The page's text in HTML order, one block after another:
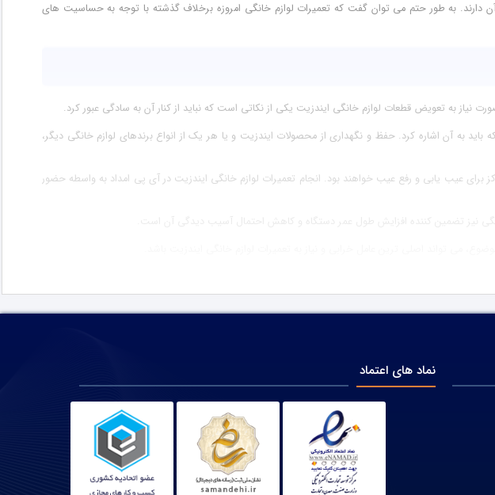
آن دارند. به طور حتم می توان گفت که تعمیرات لوازم خانگی امروزه برخلاف گذشته با توجه به حساسیت های
نیاز به تعویض قطعات لوازم خانگی ایندزیت یکی از نکاتی است که نباید از کنار آن به سادگی عبور کرد.
به آن اشاره کرد. حفظ و نگهداری از محصولات ایندزیت و یا هر یک از انواع برندهای لوازم خانگی دیگر،
برای عیب یابی و رفع عیب خواهند بود. انجام تعمیرات لوازم خانگی ایندزیت در آی پی امداد به واسطه حضور
نماد های اعتماد